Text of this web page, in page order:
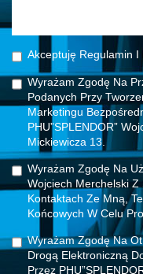
Akceptuję Regulamin I
Wyrażam Zgodę Na
Podanych Przy
Marketingu
PHU”SPLENDOR”
Mickiewicza 13.
Wyrażam Zgodę Na
Wojciech Merchelski Z
Kontaktach Ze Mną,
Końcowych W Celu
Wyrażam Zgodę Na
Drogą Elektroniczną
Przez